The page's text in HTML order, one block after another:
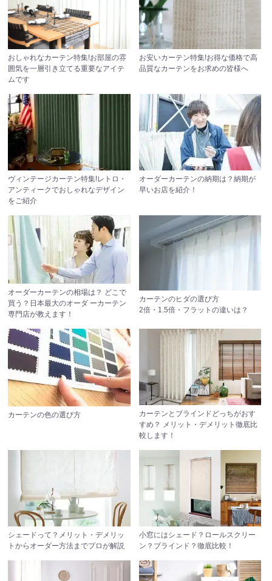
おしゃれなカーテン特集!お部屋の雰
囲気を一層引き立てる重要なアイテ
ムです
お安いカーテン特集!お得な価格で高
品質なカーテンをお求めの皆様へ
ヴィンテージカーテン特集!レトロ・
アンティークでおしゃれなデザイン
をご紹介
オーダーカーテンの納期は？納期が
早いお店を紹介！
オーダーカーテンの相場は？ どこで
買う？日本最大のオーダ ーカーテン
専門店が教えます！
カーテンのヒダの選び方
2倍・1.5倍・フラットの違いは？
カーテンの色の選び方
カーテンとブラインドどっちがおす
すめ？ メリット・デメリット徹底比
較します！
シェードって？メリット・デメリッ
トからオーダー方法までプロが解説
小窓にはシェード？ロールスクリー
ン？ ブラインド？徹底比較！